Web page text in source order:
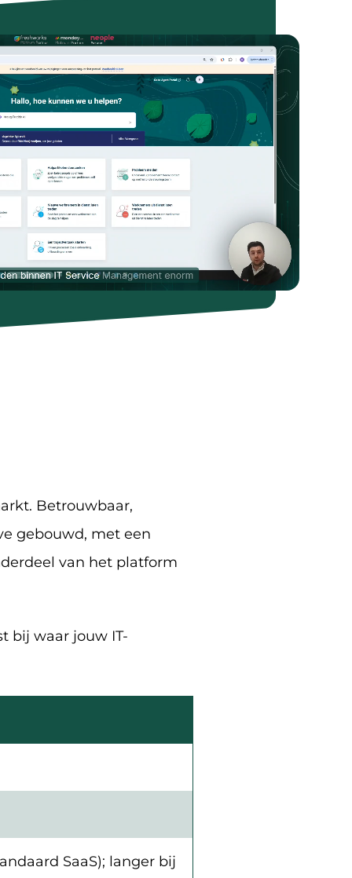
Betrouwbaar,
gebouwd, met een
van het platform
bij waar jouw IT-
SaaS); langer bij